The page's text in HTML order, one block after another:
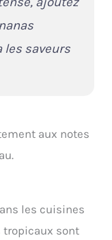
les saveurs
aux notes
les cuisines
tropicaux sont